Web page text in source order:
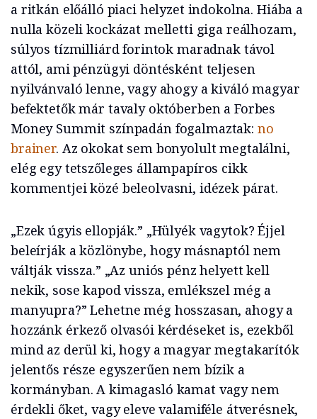
a ritkán előálló piaci helyzet indokolna. Hiába a
nulla közeli kockázat melletti giga reálhozam,
súlyos tízmilliárd forintok maradnak távol
attól, ami pénzügyi döntésként teljesen
nyilvánvaló lenne, vagy ahogy a kiváló magyar
befektetők már tavaly októberben a Forbes
Money Summit színpadán fogalmaztak: no
brainer. Az okokat sem bonyolult megtalálni,
elég egy tetszőleges állampapíros cikk
kommentjei közé beleolvasni, idézek párat.
„Ezek úgyis ellopják.” „Hülyék vagytok? Éjjel
beleírják a közlönybe, hogy másnaptól nem
váltják vissza.” „Az uniós pénz helyett kell
nekik, sose kapod vissza, emlékszel még a
manyupra?” Lehetne még hosszasan, ahogy a
hozzánk érkező olvasói kérdéseket is, ezekből
mind az derül ki, hogy a magyar megtakarítók
jelentős része egyszerűen nem bízik a
kormányban. A kimagasló kamat vagy nem
érdekli őket, vagy eleve valamiféle átverésnek,